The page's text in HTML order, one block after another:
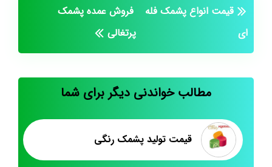
قیمت انواع پشمک فله
ای
فروش عمده پشمک
پرتغالی
مطالب خواندنی دیگر برای شما
قیمت تولید پشمک رنگی